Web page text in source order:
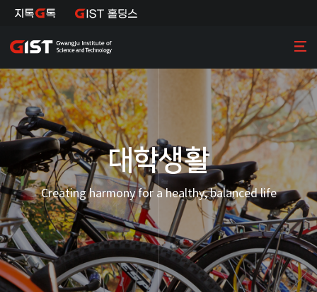
대학생활
Creating harmony for a healthy, balanced life